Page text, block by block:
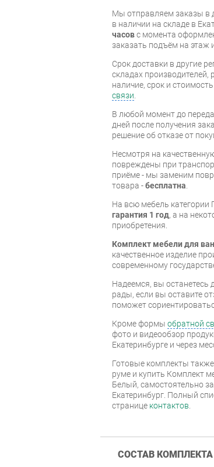
Мы отправляем заказы в
в наличии на складе в
часовс момента
заказать подъём на этаж
Срок доставки в другие
складах производителей,
наличие, срок и
связи
В любой момент до
дней после получения
решение об отказе от
Несмотря на
повреждены при
приёме - мы заменим
товара -бесплатна
На всю мебель категории
гарантия 1 год, а на
приобретения.
Комплект мебели для
качественное изделие
современному
Надеемся, вы
рады, если вы оставите
поможет
Кроме формы обратной
фото и видеообзор
Екатеринбурге и через
Готовые комплекты
руме и купить Комплект
Белый, самостоятельно
Екатеринбург. Полный
странице контактов
СОСТАВ КОМПЛЕКТА